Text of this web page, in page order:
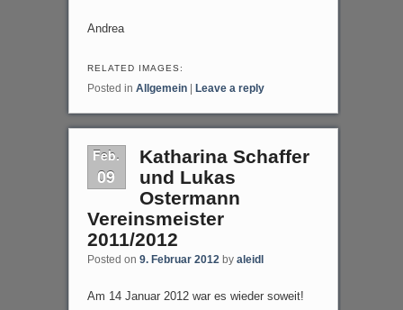
Andrea
RELATED IMAGES:
Posted in Allgemein Leave a reply
Feb.
09
Katharina Schaffer
und Lukas
Ostermann
Vereinsmeister
2011/2012
Posted on 9. Februar 2012 by aleidl
Am 14 Januar 2012 war es wieder soweit!